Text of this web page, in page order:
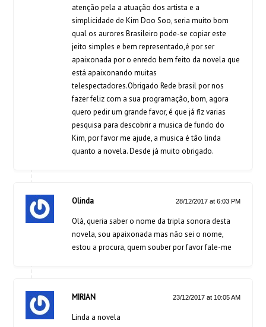
atenção pela a atuação dos artista e a
simplicidade de Kim Doo Soo, seria muito bom
qual os aurores Brasileiro pode-se copiar este
jeito simples e bem representado,é por ser
apaixonada por o enredo bem feito da novela que
está apaixonando muitas
telespectadores.Obrigado Rede brasil por nos
fazer feliz com a sua programação, bom, agora
quero pedir um grande favor, é que já fiz varias
pesquisa para descobrir a musica de fundo do
Kim, por favor me ajude, a musica é tão linda
quanto a novela. Desde já muito obrigado.
Olinda 28/12/2017 at 6:03 PM
Olá, queria saber o nome da tripla sonora desta
novela, sou apaixonada mas não sei o nome,
estou a procura, quem souber por favor fale-me
MIRIAN 23/12/2017 at 10:05 AM
Linda a novela